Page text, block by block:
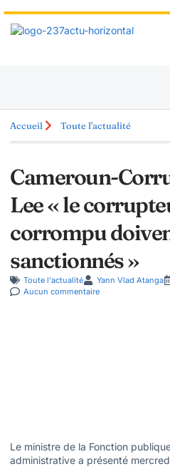
Accueil Toute l'actualité
Cameroun-
Lee « le
corrompu
sanctionnés »
Toute l'actualité Yann Vlad Atanga
Aucun commentaire
Le ministre de la Fonction
administrative a présenté